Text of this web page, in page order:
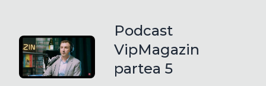
Podcast
VipMagazin
partea 5